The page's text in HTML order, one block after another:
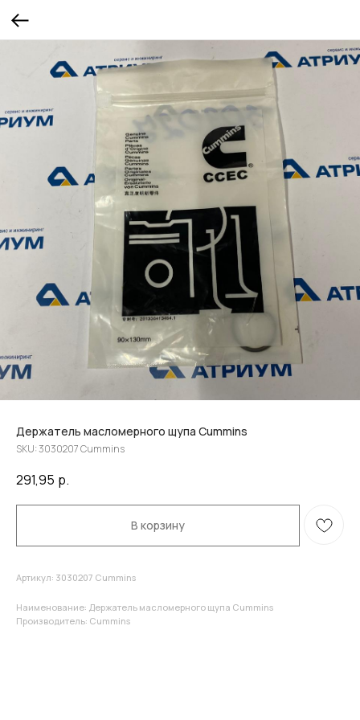
Держатель масломерного щупа Cummins
SKU:3030207 Cummins
291,95 р.
В корзину
Артикул: 3030207 Cummins
Наименование: Держатель масломерного щупа Cummins
Производитель: Cummins